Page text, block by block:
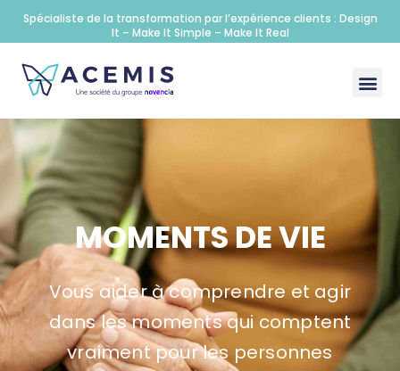
Spécialiste de la transformation par l’expérience clients : Design
It – Make It Simple – Make It Real
MOMENTS DE VIE
Vous aider à comprendre et agir
dans les moments qui comptent
vraiment pour les personnes